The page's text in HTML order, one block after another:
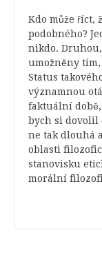
Kdo může říct,
podobného?
nikdo.
umožněny
Status
významnou
faktuální
bych si dovolil
ne tak dlouhá
oblasti
stanovisku
morální